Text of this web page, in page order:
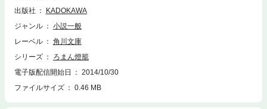
出版社
KADOKAWA
ジャンル
小説一般
レーベル
角川文庫
シリーズ
ろまん燈籠
電子版配信開始日
2014/10/30
ファイルサイズ
0.46 MB